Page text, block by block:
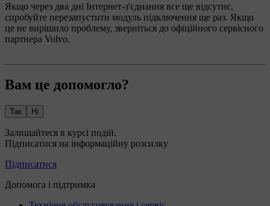
Якщо через два дні Інтернет-з'єднання все ще відсутнє,
спробуйте перезапустити модуль підключення ще раз. Якщо
це не вирішило проблему, зверніться до офіційного сервісного
партнера Volvo.
Вам це допомогло?
Так Ні